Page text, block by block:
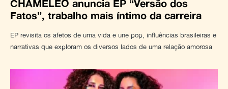
CHAMELEO anuncia EP “Versão dos
Fatos”, trabalho mais íntimo da carreira
EP revisita os afetos de uma vida e une pop, influências brasileiras e
narrativas que exploram os diversos lados de uma relação amorosa